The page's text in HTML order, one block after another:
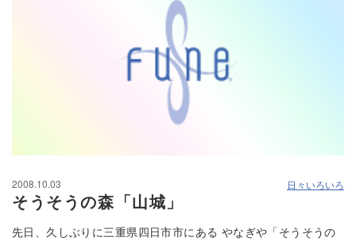
2008.10.03 日々いろいろ
そうそうの森「山城」
先日、久しぶりに三重県四日市市にある やなぎや「そうそうの